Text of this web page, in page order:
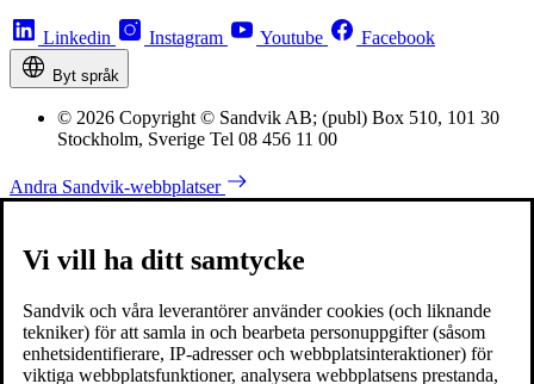
Linkedin Instagram Youtube Facebook
Byt språk
© 2026 Copyright © Sandvik AB; (publ) Box 510, 101 30
Stockholm, Sverige Tel 08 456 11 00
Andra Sandvik-webbplatser
Vi vill ha ditt samtycke
Sandvik och våra leverantörer använder cookies (och liknande
tekniker) för att samla in och bearbeta personuppgifter (såsom
enhetsidentifierare, IP-adresser och webbplatsinteraktioner) för
viktiga webbplatsfunktioner, analysera webbplatsens prestanda,